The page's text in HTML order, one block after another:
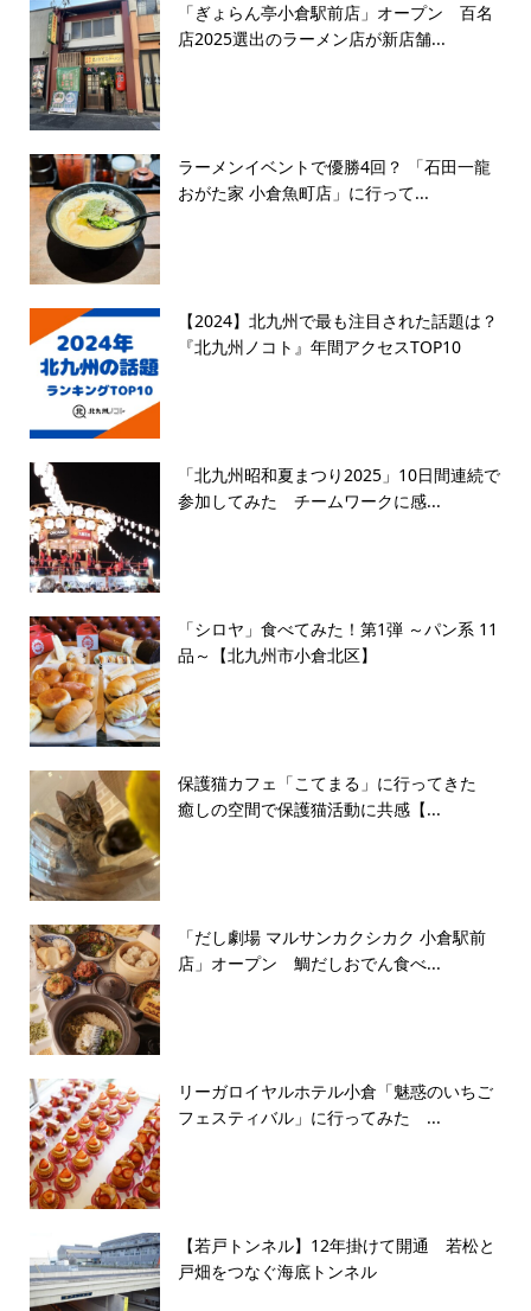
「ぎょらん亭小倉駅前店」オープン 百名
店2025選出のラーメン店が新店舗...
ラーメンイベントで優勝4回？ 「石田一龍
おがた家 小倉魚町店」に行って...
【2024】北九州で最も注目された話題は？
『北九州ノコト』年間アクセスTOP10
「北九州昭和夏まつり2025」10日間連続で
参加してみた チームワークに感...
「シロヤ」食べてみた！第1弾 ～パン系 11
品～【北九州市小倉北区】
保護猫カフェ「こてまる」に行ってきた
癒しの空間で保護猫活動に共感【...
「だし劇場 マルサンカクシカク 小倉駅前
店」オープン 鯛だしおでん食べ...
リーガロイヤルホテル小倉「魅惑のいちご
フェスティバル」に行ってみた ...
【若戸トンネル】12年掛けて開通 若松と
戸畑をつなぐ海底トンネル